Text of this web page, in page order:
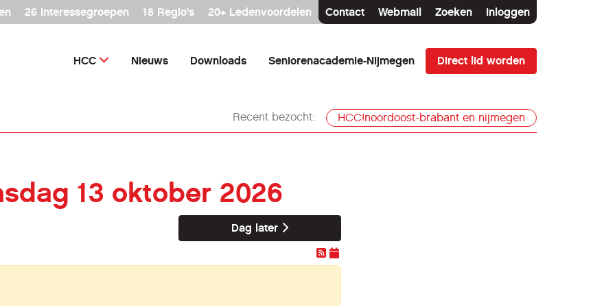
26 interessegroepen 18 Regio's 20+ Ledenvoordelen Contact Webmail Zoeken Inloggen
HCC Nieuws Downloads Seniorenacademie-Nijmegen Direct lid worden
Recent bezocht: HCC!noordoost-brabant en nijmegen
13 oktober 2026
Dag later